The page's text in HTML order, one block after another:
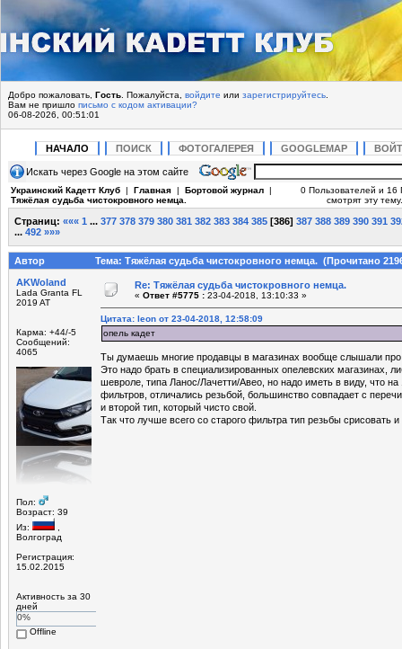
Добро пожаловать, Гость . Пожалуйста, войдите или зарегистрируйтесь
Вам не пришло письмо с кодом активации?
06-08-2026, 00:51:01
НАЧАЛО ПОИСК ФОТОГАЛЕРЕЯ GOOGLEMAP
Искать через Google на этом сайте
Украинский Кадетт Клуб | Главная | Бортовой журнал |
Тяжёлая судьба чистокровного немца.
0 Пользователей и 16
смотрят эту тему.
Страниц: ««« 1 ... 377 378 379 380 381 382 383 384 385 [386] 387 388 389 390 391
... 492 »»»
Автор
Тема: Тяжёлая судьба чистокровного немца. (Прочитано
AKWoland
Lada Granta FL
2019 AT
Карма: +44/-5
Сообщений:
4065
Пол:
Возраст: 39
Из:
Волгоград
Регистрация:
15.02.2015
Активность за 30
дней
0%
Offline
Re: Тяжёлая судьба чистокровного немца.
« Ответ #5775 : 23-04-2018, 13:10:33 »
Цитата: leon от 23-04-2018, 12:58:09
опель кадет
Ты думаешь многие продавцы в магазинах вообще слышали
Это надо брать в специализированных опелевских магазинах,
шевроле, типа Ланос/Лачетти/Авео, но надо иметь в виду, что
фильтров, отличались резьбой, большинство совпадает с
и второй тип, который чисто свой.
Так что лучше всего со старого фильтра тип резьбы срисовать